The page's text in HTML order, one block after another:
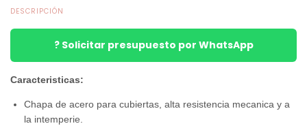
DESCRIPCIÓN
? Solicitar presupuesto por WhatsApp
Caracteristicas:
Chapa de acero para cubiertas, alta resistencia mecanica y a
la intemperie.